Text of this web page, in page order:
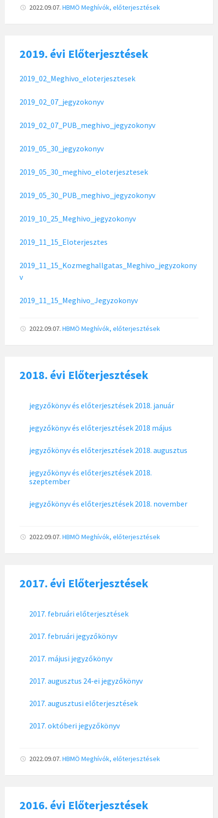
2022.09.07. HBMÖ Meghívók, előterjesztések
2019. évi Előterjesztések
2019_02_Meghivo_eloterjesztesek
2019_02_07_jegyzokonyv
2019_02_07_PUB_meghivo_jegyzokonyv
2019_05_30_jegyzokonyv
2019_05_30_meghivo_eloterjesztesek
2019_05_30_PUB_meghivo_jegyzokonyv
2019_10_25_Meghivo_jegyzokonyv
2019_11_15_Eloterjesztes
2019_11_15_Kozmeghallgatas_Meghivo_jegyzokony
v
2019_11_15_Meghivo_Jegyzokonyv
2022.09.07. HBMÖ Meghívók, előterjesztések
2018. évi Előterjesztések
jegyzőkönyv és előterjesztések 2018. január
jegyzőkönyv és előterjesztések 2018 május
jegyzőkönyv és előterjesztések 2018. augusztus
jegyzőkönyv és előterjesztések 2018.
szeptember
jegyzőkönyv és előterjesztések 2018. november
2022.09.07. HBMÖ Meghívók, előterjesztések
2017. évi Előterjesztések
2017. februári előterjesztések
2017. februári jegyzőkönyv
2017. májusi jegyzőkönyv
2017. augusztus 24-ei jegyzőkönyv
2017. augusztusi előterjesztések
2017. októberi jegyzőkönyv
2022.09.07. HBMÖ Meghívók, előterjesztések
2016. évi Előterjesztések